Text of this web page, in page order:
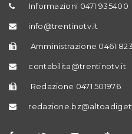
Informazioni 0471 935400
info@trentinotv.it
Amministrazione 0461
contabilita@trentinotv.it
Redazione 0471 501976